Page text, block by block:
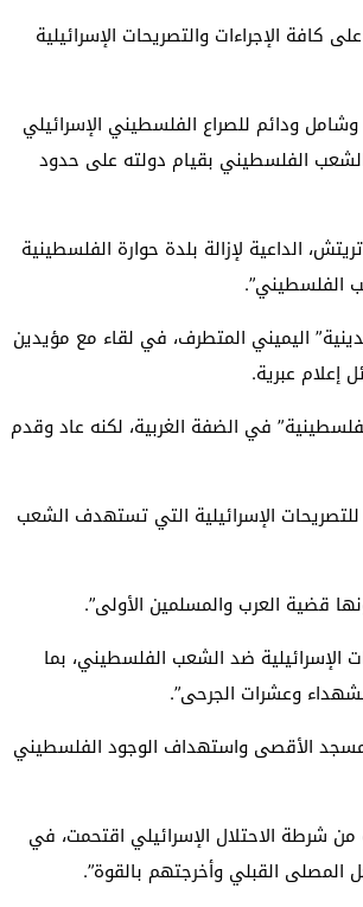
الإجراءات والتصريحات الإسرائيلية
ودائم للصراع الفلسطيني الإسرائيلي
الفلسطيني بقيام دولته على حدود
الداعية لإزالة بلدة حوارة الفلسطينية
الفلسطيني”.
اليميني المتطرف، في لقاء مع مؤيدين
عبرية.
في الضفة الغربية، لكنه عاد وقدم
الإسرائيلية التي تستهدف الشعب
قضية العرب والمسلمين الأولى”.
الإسرائيلية ضد الشعب الفلسطيني، بما
وعشرات الجرحى”.
الأقصى واستهداف الوجود الفلسطيني
من شرطة الاحتلال الإسرائيلي اقتحمت، في
القبلي وأخرجتهم بالقوة”.